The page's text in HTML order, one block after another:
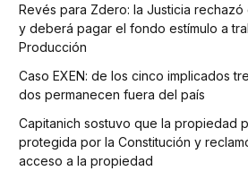
Revés para Zdero: la Justicia
y deberá pagar el fondo estímulo a
Producción
Caso EXEN: de los cinco implicados
dos permanecen fuera del país
Capitanich sostuvo que la propiedad
protegida por la Constitución y
acceso a la propiedad